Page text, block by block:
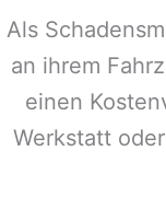
Als
an ihrem
einen
Werkstatt